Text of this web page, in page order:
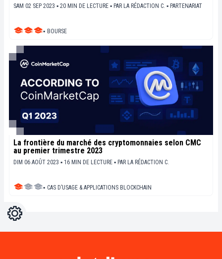
SAM 02 SEP 2023 ▪ 20 MIN DE LECTURE ▪ PAR LA RÉDACTION C. ▪ PARTENARIAT
▪ BOURSE
La frontière du marché des cryptomonnaies selon CMC
au premier trimestre 2023
DIM 06 AOÛT 2023 ▪ 16 MIN DE LECTURE ▪ PAR LA RÉDACTION C.
▪ CAS D’USAGE & APPLICATIONS BLOCKCHAIN
Réglages